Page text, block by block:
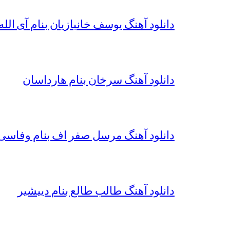
دانلود آهنگ یوسف خانبازیان بنام آی
دانلود آهنگ سرخان بنام هارداسان
دانلود آهنگ مرسل صفر اف بنام
دانلود آهنگ طالب طالع بنام دییشیر